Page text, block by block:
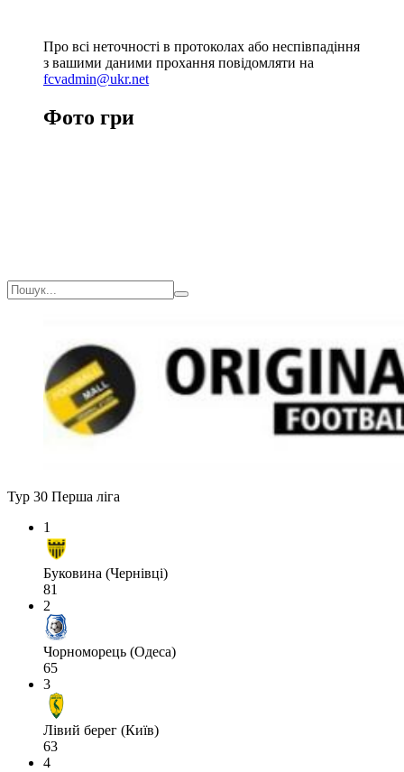
Про всі неточності в протоколах або неспівпадіння
з вашими даними прохання повідомляти на
fcvadmin@ukr.net
Фото гри
Тур 30 Перша ліга
1
Буковина (Чернівці)
81
2
Чорноморець (Одеса)
65
3
Лівий берег (Київ)
63
4